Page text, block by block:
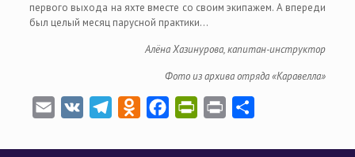
первого выхода на яхте вместе со своим экипажем. А впереди
был целый месяц парусной практики…
Алёна Хазинурова, капитан-инструктор
Фото из архива отряда «Каравелла»
Email VK TelegramOdnoklassniki
FacebookPrintFriendly
Print